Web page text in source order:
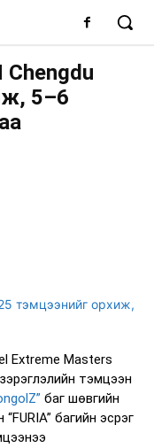
Chengdu
5–6
Extreme Masters
тэмцээн
баг шөвгийн
багийн эсрэг